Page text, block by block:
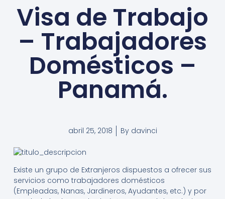
Visa de Trabajo
– Trabajadores
Domésticos –
Panamá.
abril 25, 2018 Bydavinci
Existe un grupo de Extranjeros dispuestos a ofrecer sus
servicios como trabajadores domésticos
(Empleadas, Nanas, Jardineros, Ayudantes, etc.) y por